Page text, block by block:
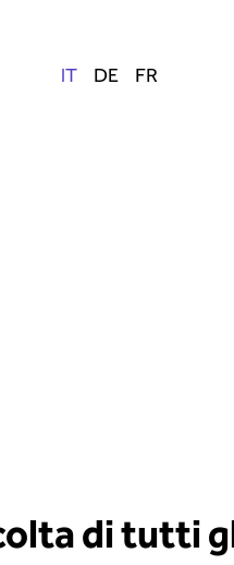
di tutti